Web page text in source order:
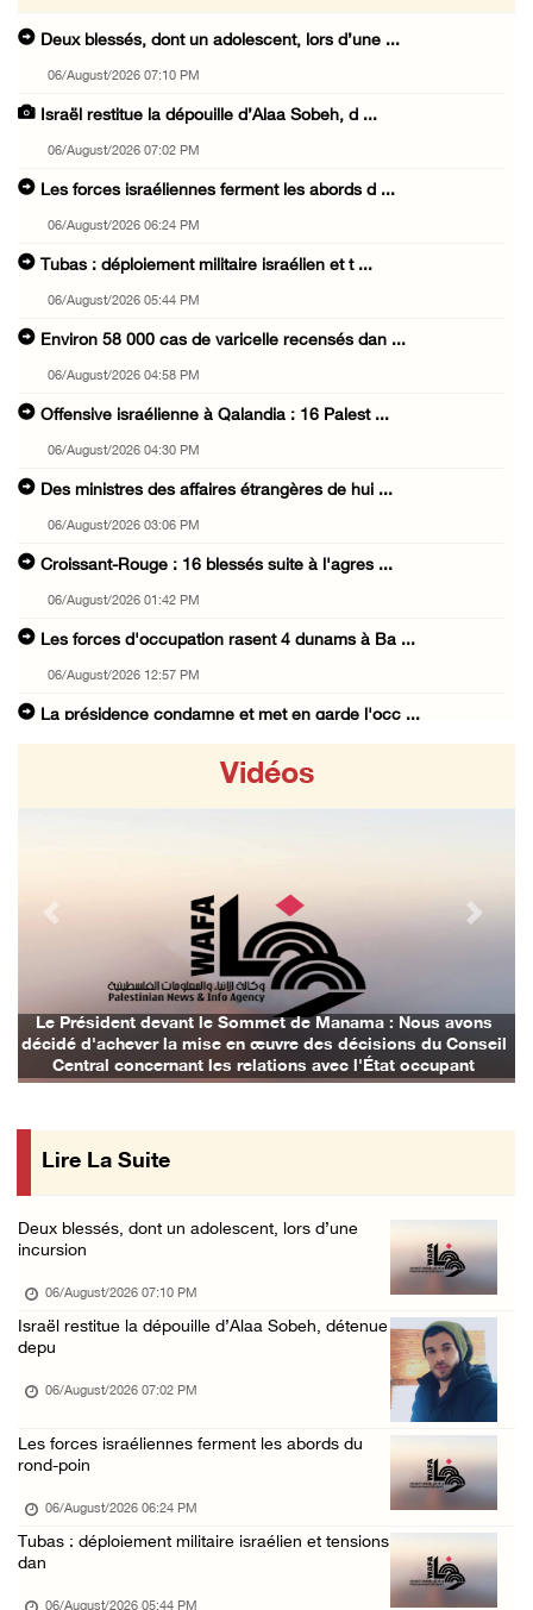
Deux blessés, dont un adolescent, lors d’une ...
06/August/2026 07:10 PM
Israël restitue la dépouille d’Alaa Sobeh, d ...
06/August/2026 07:02 PM
Les forces israéliennes ferment les abords d ...
06/August/2026 06:24 PM
Tubas : déploiement militaire israélien et t ...
06/August/2026 05:44 PM
Environ 58 000 cas de varicelle recensés dan ...
06/August/2026 04:58 PM
Offensive israélienne à Qalandia : 16 Palest ...
06/August/2026 04:30 PM
Des ministres des affaires étrangères de hui ...
06/August/2026 03:06 PM
Croissant-Rouge : 16 blessés suite à l'agres ...
06/August/2026 01:42 PM
Les forces d'occupation rasent 4 dunams à Ba ...
06/August/2026 12:57 PM
La présidence condamne et met en garde l'occ ...
06/August/2026 11:05 AM
L'occupation poursuit son agression contre l ...
06/August/2026 09:32 AM
Les autorités israéliennes démolissent un im ...
06/August/2026 09:10 AM
Blessures et incendies criminels de maisons ...
Trois Palestiniens blessés lors d'une attaqu ...
Des colons prennent d'assaut Beit Fajjar, au ...
05/August/2026 10:37 PM
Les forces d'occupation mènent des raids sur ...
Vidéos
Le Président devant le Sommet de Manama : Nous avons
décidé d'achever la mise en œuvre des décisions du Conseil
Central concernant les relations avec l'État occupant
Previous Next
Lire La Suite
Deux blessés, dont un adolescent, lors d’une
incursion
06/August/2026 07:10 PM
Israël restitue la dépouille d’Alaa Sobeh, détenue
depu
06/August/2026 07:02 PM
Les forces israéliennes ferment les abords du
rond-poin
06/August/2026 06:24 PM
Tubas : déploiement militaire israélien et tensions
dan
06/August/2026 05:44 PM